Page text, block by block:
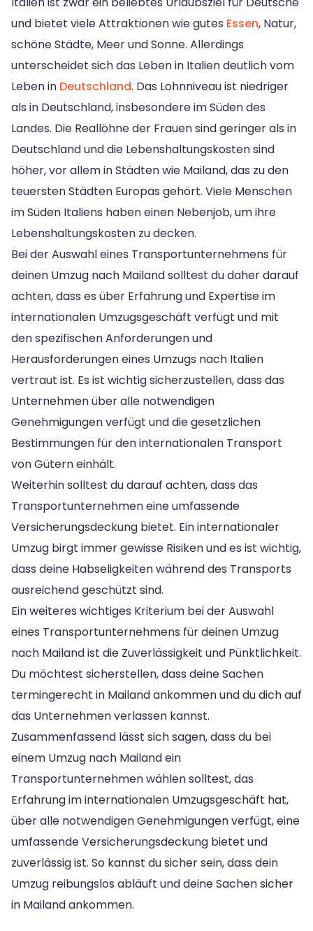
und bietet viele Attraktionen wie gutes Essen, Natur,
schöne Städte, Meer und Sonne. Allerdings
unterscheidet sich das Leben in Italien deutlich vom
Leben in Deutschland. Das Lohnniveau ist niedriger
als in Deutschland, insbesondere im Süden des
Landes. Die Reallöhne der Frauen sind geringer als in
Deutschland und die Lebenshaltungskosten sind
höher, vor allem in Städten wie Mailand, das zu den
teuersten Städten Europas gehört. Viele Menschen
im Süden Italiens haben einen Nebenjob, um ihre
Lebenshaltungskosten zu decken.
Bei der Auswahl eines Transportunternehmens für
deinen Umzug nach Mailand solltest du daher darauf
achten, dass es über Erfahrung und Expertise im
internationalen Umzugsgeschäft verfügt und mit
den spezifischen Anforderungen und
Herausforderungen eines Umzugs nach Italien
vertraut ist. Es ist wichtig sicherzustellen, dass das
Unternehmen über alle notwendigen
Genehmigungen verfügt und die gesetzlichen
Bestimmungen für den internationalen Transport
von Gütern einhält.
Weiterhin solltest du darauf achten, dass das
Transportunternehmen eine umfassende
Versicherungsdeckung bietet. Ein internationaler
Umzug birgt immer gewisse Risiken und es ist wichtig,
dass deine Habseligkeiten während des Transports
ausreichend geschützt sind.
Ein weiteres wichtiges Kriterium bei der Auswahl
eines Transportunternehmens für deinen Umzug
nach Mailand ist die Zuverlässigkeit und Pünktlichkeit.
Du möchtest sicherstellen, dass deine Sachen
termingerecht in Mailand ankommen und du dich auf
das Unternehmen verlassen kannst.
Zusammenfassend lässt sich sagen, dass du bei
einem Umzug nach Mailand ein
Transportunternehmen wählen solltest, das
Erfahrung im internationalen Umzugsgeschäft hat,
über alle notwendigen Genehmigungen verfügt, eine
umfassende Versicherungsdeckung bietet und
zuverlässig ist. So kannst du sicher sein, dass dein
Umzug reibungslos abläuft und deine Sachen sicher
in Mailand ankommen.